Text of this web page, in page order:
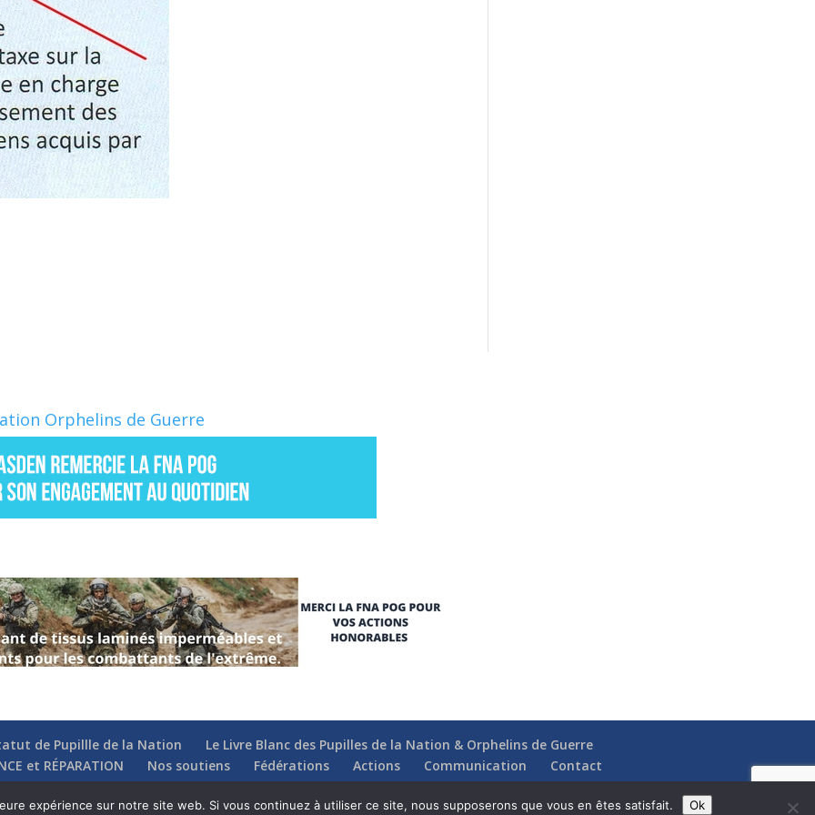
Orphelins de Guerre
de Pupillle de la Nation
Le Livre Blanc des Pupilles de la Nation & Orphelins de Guerre
et RÉPARATION Nos soutiens Fédérations Actions Communication Contact
expérience sur notre site web. Si vous continuez à utiliser ce site, nous supposerons que vous en êtes satisfait. Ok